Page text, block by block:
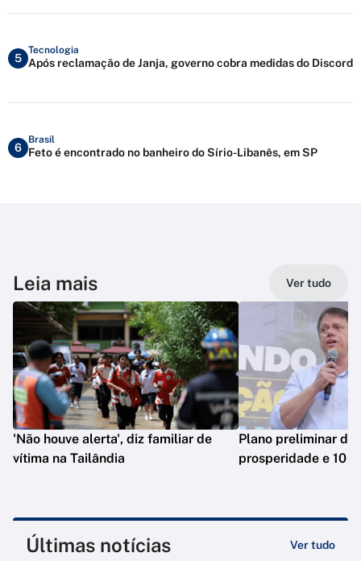
5
Tecnologia
Após reclamação de Janja, governo cobra medidas do Discord
6
Brasil
Feto é encontrado no banheiro do Sírio-Libanês, em SP
Leia mais Ver tudo
'Não houve alerta', diz familiar de
vítima na Tailândia
Plano preliminar de
prosperidade e 10
Últimas notícias Ver tudo